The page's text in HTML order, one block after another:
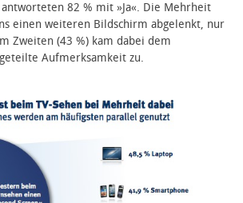
82 % mit »Ja«. Die Mehrheit
einen weiteren Bildschirm abgelenkt, nur
Zweiten (43 %) kam dabei dem
Aufmerksamkeit zu.